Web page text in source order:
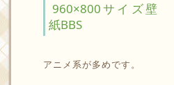
960×800サイズ壁
紙BBS
アニメ系が多めです。